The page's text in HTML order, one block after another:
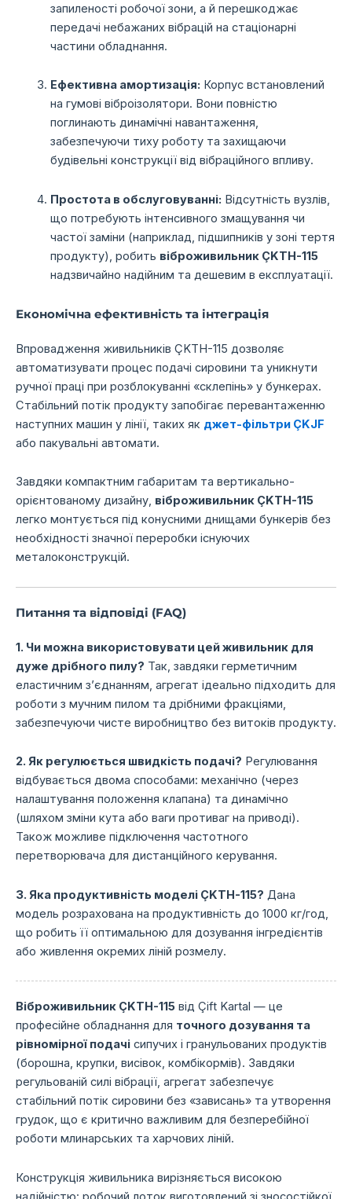
запиленості робочої зони, а й перешкоджає
передачі небажаних вібрацій на стаціонарні
частини обладнання.
Ефективна амортизація: Корпус встановлений
на гумові віброізолятори. Вони повністю
поглинають динамічні навантаження,
забезпечуючи тиху роботу та захищаючи
будівельні конструкції від вібраційного впливу.
Простота в обслуговуванні: Відсутність вузлів,
що потребують інтенсивного змащування чи
частої заміни (наприклад, підшипників у зоні тертя
продукту), робить віброживильник ÇKTH-115
надзвичайно надійним та дешевим в експлуатації.
Економічна ефективність та інтеграція
Впровадження живильників ÇKTH-115 дозволяє
автоматизувати процес подачі сировини та уникнути
ручної праці при розблокуванні «склепінь» у бункерах.
Стабільний потік продукту запобігає перевантаженню
наступних машин у лінії, таких як джет-фільтри ÇKJF
або пакувальні автомати.
Завдяки компактним габаритам та вертикально-
орієнтованому дизайну, віброживильник ÇKTH-115
легко монтується під конусними днищами бункерів без
необхідності значної переробки існуючих
металоконструкцій.
Питання та відповіді (FAQ)
1. Чи можна використовувати цей живильник для
дуже дрібного пилу? Так, завдяки герметичним
еластичним з’єднанням, агрегат ідеально підходить для
роботи з мучним пилом та дрібними фракціями,
забезпечуючи чисте виробництво без витоків продукту.
2. Як регулюється швидкість подачі? Регулювання
відбувається двома способами: механічно (через
налаштування положення клапана) та динамічно
(шляхом зміни кута або ваги противаг на приводі).
Також можливе підключення частотного
перетворювача для дистанційного керування.
3. Яка продуктивність моделі ÇKTH-115? Дана
модель розрахована на продуктивність до 1000 кг/год,
що робить її оптимальною для дозування інгредієнтів
або живлення окремих ліній розмелу.
Віброживильник ÇKTH-115 від Çift Kartal — це
професійне обладнання для точного дозування та
рівномірної подачі сипучих і гранульованих продуктів
(борошна, крупки, висівок, комбікормів). Завдяки
регульованій силі вібрації, агрегат забезпечує
стабільний потік сировини без «зависань» та утворення
грудок, що є критично важливим для безперебійної
роботи млинарських та харчових ліній.
Конструкція живильника вирізняється високою